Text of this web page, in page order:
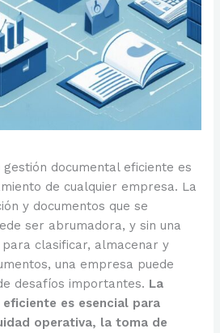
documental eficiente es
de cualquier empresa. La
y documentos que se
ser abrumadora, y sin una
clasificar, almacenar y
una empresa puede
desafíos importantes. La
eficiente es esencial para
operativa, la toma de